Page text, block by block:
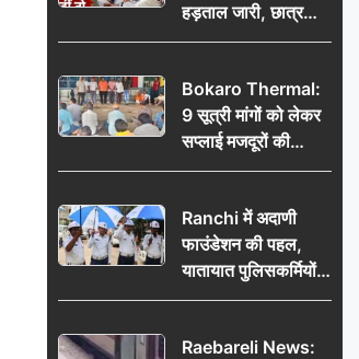
हड़ताल जारी, छात्र
बोले- जांच नहीं तो
Bokaro Thermal:
9 सूत्री मांगों को लेकर
सप्लाई मजदूरों की
हुंकार, 12 अगस्त के
Ranchi में अदाणी
फाउंडेशन की पहल,
यातायात पुलिसकर्मियों
को वितरित किए गए छाते
Raebareli News: